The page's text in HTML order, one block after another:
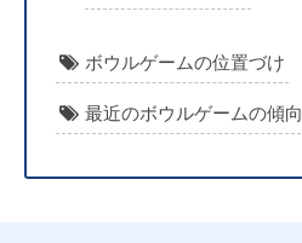
ボウルゲームの位置づけ
最近のボウルゲームの傾向